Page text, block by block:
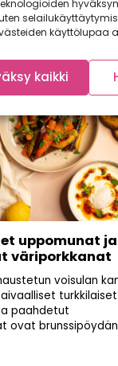
käyttölupaa
kaikki
uppomunat ja
väriporkkanat
voisulan
turkkilaiset
paahdetut
ovat